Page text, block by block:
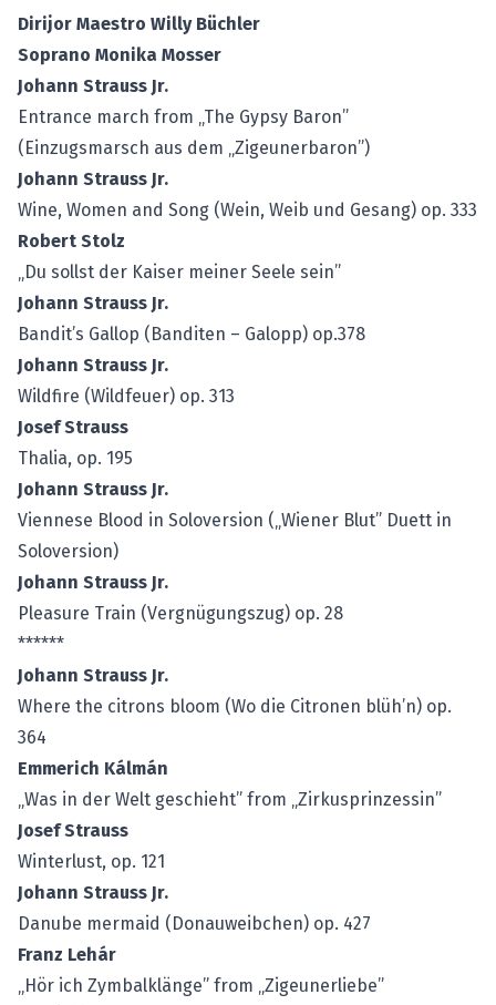
Dirijor Maestro Willy Büchler
Soprano Monika Mosser
Johann Strauss Jr.
Entrance march from „The Gypsy Baron”
(Einzugsmarsch aus dem „Zigeunerbaron”)
Johann Strauss Jr.
Wine, Women and Song (Wein, Weib und Gesang) op. 333
Robert Stolz
„Du sollst der Kaiser meiner Seele sein”
Johann Strauss Jr.
Bandit’s Gallop (Banditen – Galopp) op.378
Johann Strauss Jr.
Wildfire (Wildfeuer) op. 313
Josef Strauss
Thalia, op. 195
Johann Strauss Jr.
Viennese Blood in Soloversion („Wiener Blut” Duett in
Soloversion)
Johann Strauss Jr.
Pleasure Train (Vergnügungszug) op. 28
******
Johann Strauss Jr.
Where the citrons bloom (Wo die Citronen blüh’n) op.
364
Emmerich Kálmán
„Was in der Welt geschieht” from „Zirkusprinzessin”
Josef Strauss
Winterlust, op. 121
Johann Strauss Jr.
Danube mermaid (Donauweibchen) op. 427
Franz Lehár
„Hör ich Zymbalklänge” from „Zigeunerliebe”